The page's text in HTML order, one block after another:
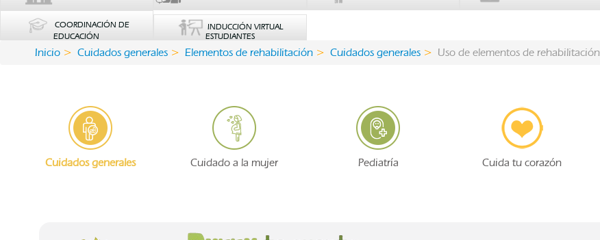
COORDINACIÓN DE
EDUCACIÓN
INDUCCIÓN VIRTUAL
ESTUDIANTES
Inicio Cuidados generales Elementos de rehabilitación Cuidados generales Uso de elementos de rehabilitación
Cuidados generales Cuidado a la mujer Pediatría Cuida tu corazón